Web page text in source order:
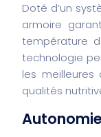
Doté d’un
armoire
température
technologie
les meilleures
qualités